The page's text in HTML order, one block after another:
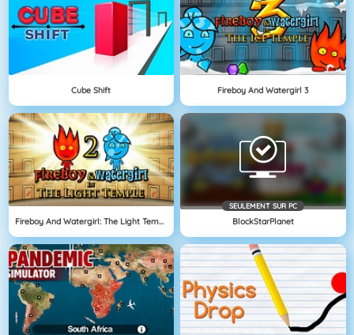
Cube Shift Fireboy And Watergirl 3
Fireboy And Watergirl: The Light Temple
SEULEMENT SUR PC
BlockStarPlanet